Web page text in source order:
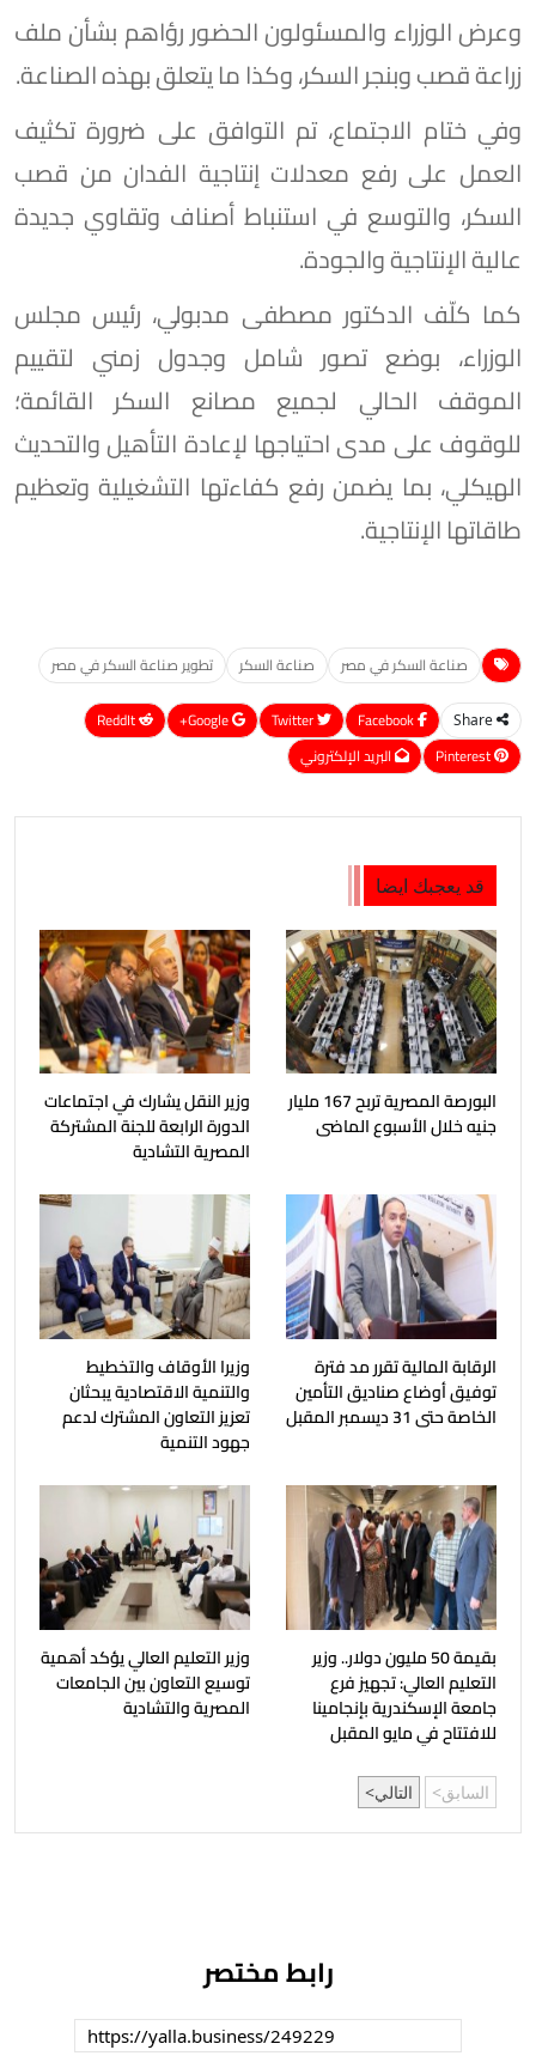
وعرض الوزراء والمسئولون الحضور رؤاهم بشأن ملف
زراعة قصب وبنجر السكر، وكذا ما يتعلق بهذه الصناعة.
وفي ختام الاجتماع، تم التوافق على ضرورة تكثيف
العمل على رفع معدلات إنتاجية الفدان من قصب
السكر، والتوسع في استنباط أصناف وتقاوي جديدة
عالية الإنتاجية والجودة.
كما كلّف الدكتور مصطفى مدبولي، رئيس مجلس
الوزراء، بوضع تصور شامل وجدول زمني لتقييم
الموقف الحالي لجميع مصانع السكر القائمة؛
للوقوف على مدى احتياجها لإعادة التأهيل والتحديث
الهيكلي، بما يضمن رفع كفاءتها التشغيلية وتعظيم
طاقاتها الإنتاجية.
صناعة السكر في مصر صناعة السكر تطوير صناعة السكر في مصر
Share
Google+
ReddIt
Pinterest
البريد الإلكتروني
قد يعجبك ايضا
البورصة المصرية تربح 167 مليار
جنيه خلال الأسبوع الماضى
وزير النقل يشارك في اجتماعات
الدورة الرابعة للجنة المشتركة
المصرية التشادية
الرقابة المالية تقرر مد فترة
توفيق أوضاع صناديق التأمين
الخاصة حتى 31 ديسمبر المقبل
وزيرا الأوقاف والتخطيط
والتنمية الاقتصادية يبحثان
تعزيز التعاون المشترك لدعم
جهود التنمية
بقيمة 50 مليون دولار.. وزير
التعليم العالي: تجهيز فرع
جامعة الإسكندرية بإنجامينا
للافتتاح في مايو المقبل
وزير التعليم العالي يؤكد أهمية
توسيع التعاون بين الجامعات
المصرية والتشادية
السابق التالي
رابط مختصر